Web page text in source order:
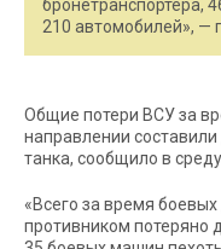
бронетранспортера,
210 автомобилей», —
Общие потери ВСУ за
направлении
танка, сообщило в
«Всего за время
противником потеряно